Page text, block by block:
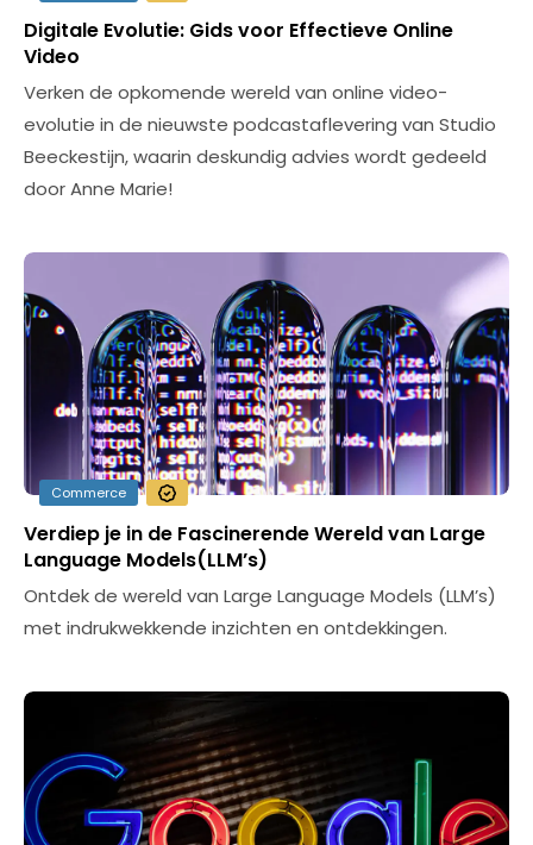
Digitale Evolutie: Gids voor Effectieve Online
Video
Verken de opkomende wereld van online video-
evolutie in de nieuwste podcastaflevering van Studio
Beeckestijn, waarin deskundig advies wordt gedeeld
door Anne Marie!
Commerce
Verdiep je in de Fascinerende Wereld van Large
Language Models(LLM’s)
Ontdek de wereld van Large Language Models (LLM’s)
met indrukwekkende inzichten en ontdekkingen.